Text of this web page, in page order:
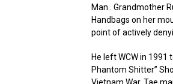
Man.. Grandmother
Handbags on her
point of actively
He left WCW in 1991
Phantom Shitter”